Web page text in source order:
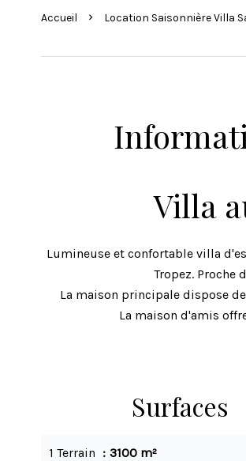
Accueil Location Saisonnière Villa
Villa
Lumineuse et confortable villa
Tropez. Proche
La maison principale dispose
La maison d'amis
Surfaces
1 Terrain 3100 m²